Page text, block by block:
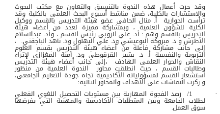
وقد جرت أعمال هذه الندوة بالتنسيق والتعاون مع مكتب البحوث
والاستشارات بالكلية، ضمن مناشط أسبوع البحث العلمي بالكلية وقد
ترأست الحوارية أ. منال الحافي عضو هيئة التدريس بالقسم ووكيل
الكلية للشؤون العلمية ، وبمشاركة مميزة لعدد من أعضاء هيئة
التدريس بالقسم وهم : أد. علي الزوبي رئيس القسم ، وأد. عبدالسلام
الأطرش و د. مبروكة البوعيشي ود. علي البهلول ود. ناهد الباجقني. ،
إلى جانب مشاركة فاعلة من أعضاء هيئة التدريس بقسم العلوم
التربوية والنفسية أ. د. بشير القرقوطي ود. آمنة المغزازي لإثراء
النقاش والحوار العلمي الهادف ،إلى جانب أعضاء هيئة التدريس
وطالبات القسم ، حيث انطلقت محاور الندوة العلمية من منظور
استشعار القسم لمسؤولياته الأكاديمية تجاه جودة التعليم الجامعي،
و ركزت النقاشات على الأهداف والمحاور التالية:
· 1/ رصد الفجوة المهارية بين مستويات التحصيل اللغوي الفعلي
لطلاب الجامعة وبين المتطلبات الأكاديمية والمهنية التي يفرضها
سوق العمل.